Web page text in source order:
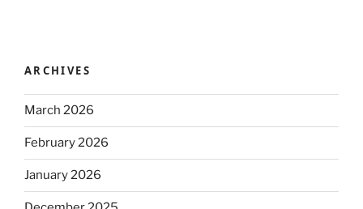
ARCHIVES
March 2026
February 2026
January 2026